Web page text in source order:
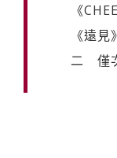
《
《遠
二 僅